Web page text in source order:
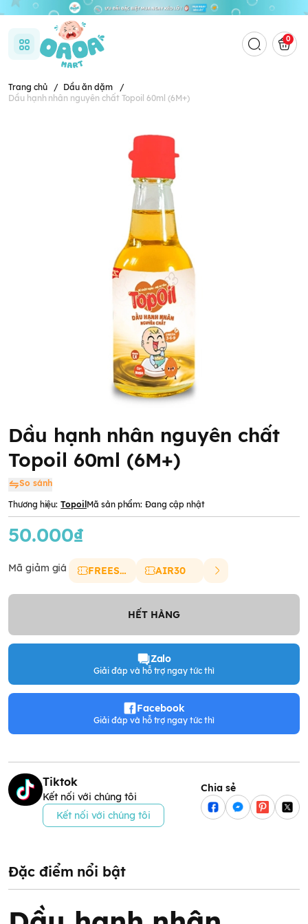
0
Trang chủ / Dầu ăn dặm
/
Dầu hạnh nhân nguyên chất Topoil 60ml (6M+)
Dầu hạnh nhân nguyên chất
Topoil 60ml (6M+)
So sánh
Thương hiệu: Topoil Mã sản phẩm: Đang cập nhật
50.000₫
Mã giảm giá FREESHIP AIR30
HẾT HÀNG
Zalo
Giải đáp và hỗ trợ ngay tức thì
Facebook
Giải đáp và hỗ trợ ngay tức thì
Tiktok
Kết nối với chúng tôi
Kết nối với chúng tôi
Chia sẻ
Đặc điểm nổi bật